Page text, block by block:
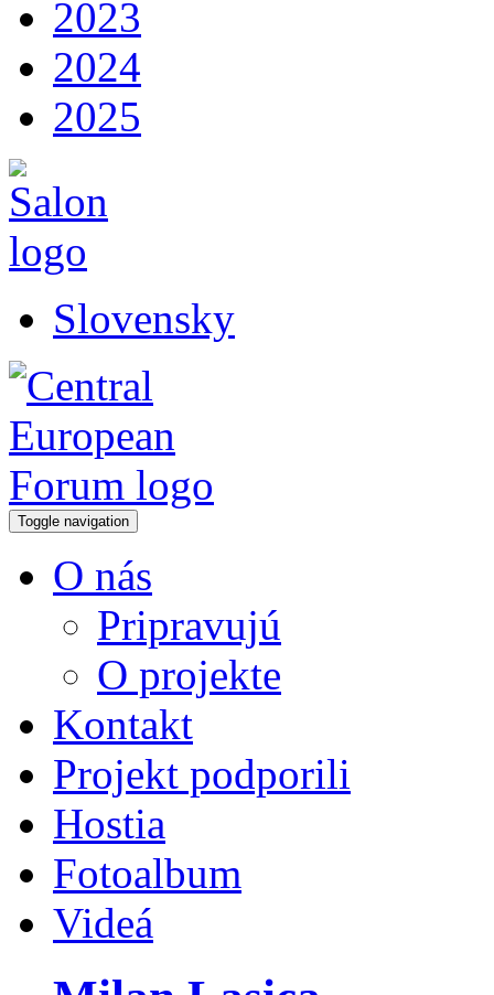
2023
2024
2025
Slovensky
Toggle navigation
O nás
Pripravujú
O projekte
Kontakt
Projekt podporili
Hostia
Fotoalbum
Videá